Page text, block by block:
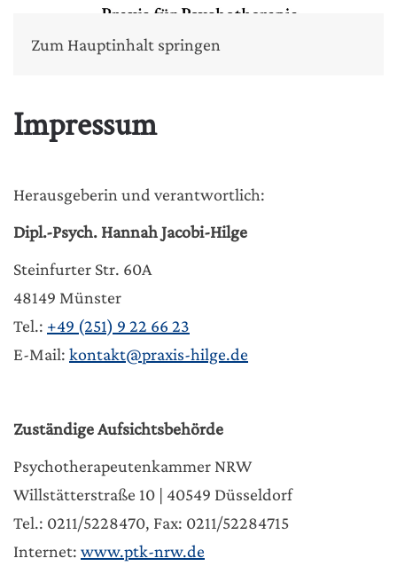
Zum Hauptinhalt springen
Impressum
Herausgeberin und verantwortlich:
Dipl.-Psych. Hannah Jacobi-Hilge
Steinfurter Str. 60A
48149 Münster
Tel.: +49 (251) 9 22 66 23
E-Mail: kontakt@praxis-hilge.de
Zuständige Aufsichtsbehörde
Psychotherapeutenkammer NRW
Willstätterstraße 10 | 40549 Düsseldorf
Tel.: 0211/5228470, Fax: 0211/52284715
Internet: www.ptk-nrw.de